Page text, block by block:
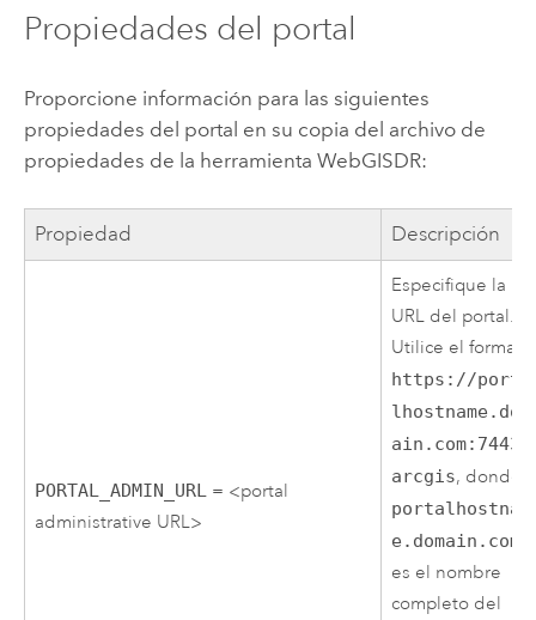
Propiedades del portal
Proporcione información para las siguientes
propiedades del portal en su copia del archivo de
propiedades de la herramienta WebGISDR:
Propiedad Descripción
PORTAL_ADMIN_URL = <portal
administrative URL>
Especifique la
URL del portal.
Utilice el formato
https://porta
lhostname.dom
ain.com:7443/
arcgis, donde
portalhostnam
e.domain.com
es el nombre
completo del